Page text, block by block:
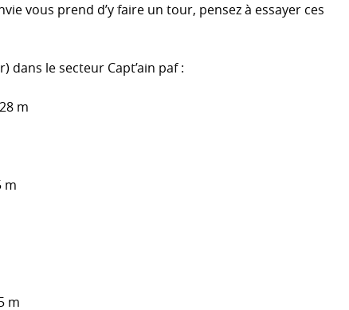
vous prend d’y faire un tour, pensez à essayer ces
dans le secteur Capt’ain paf :
m
m
m